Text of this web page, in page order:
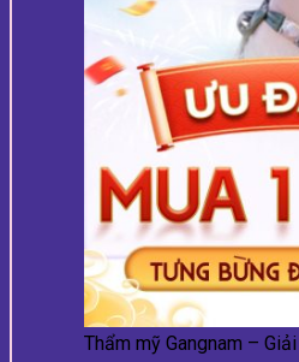
Thẩm mỹ Gangnam –